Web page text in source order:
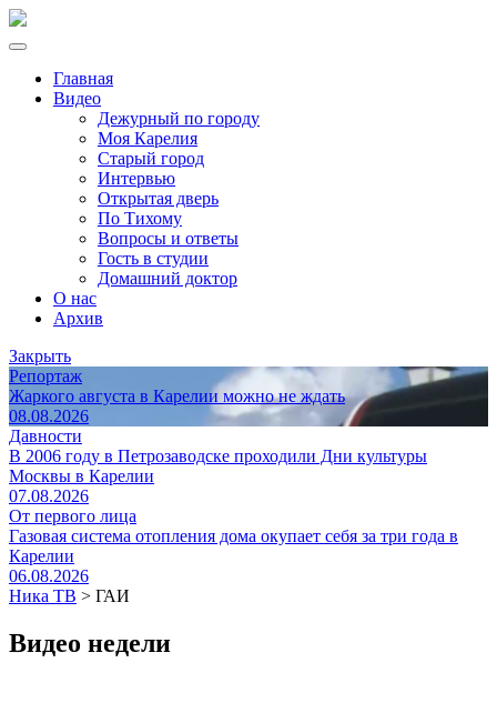
Главная
Видео
Дежурный по городу
Моя Карелия
Старый город
Интервью
Открытая дверь
По Тихому
Вопросы и ответы
Гость в студии
Домашний доктор
О нас
Архив
Закрыть
Репортаж
Жаркого августа в Карелии можно не ждать
08.08.2026
Давности
В 2006 году в Петрозаводске проходили Дни культуры
Москвы в Карелии
07.08.2026
От первого лица
Газовая система отопления дома окупает себя за три года в
Карелии
06.08.2026
Ника ТВ > ГАИ
Видео недели